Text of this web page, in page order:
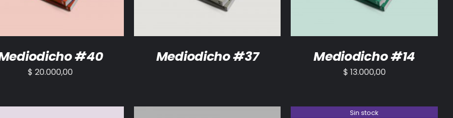
#40
$ 20.000,00
Mediodicho #37 Mediodicho #14
$ 13.000,00
Sin stock